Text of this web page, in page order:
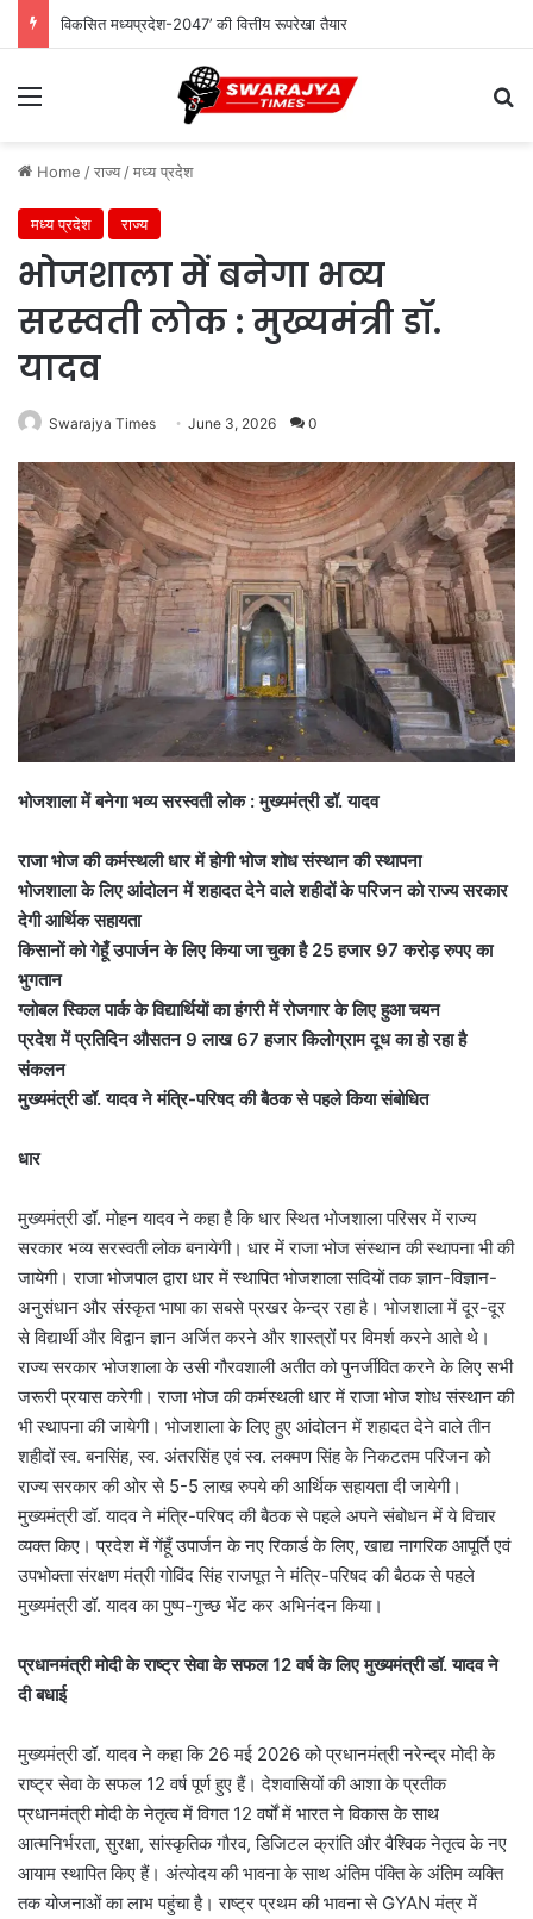
विकसित मध्यप्रदेश-2047’ की वित्तीय रूपरेखा तैयार
Menu
Home /राज्य /मध्य प्रदेश
मध्य प्रदेश राज्य
भोजशाला में बनेगा भव्य
सरस्वती लोक : मुख्यमंत्री डॉ.
यादव
Swarajya Times June 3, 2026 0
भोजशाला में बनेगा भव्य सरस्वती लोक : मुख्यमंत्री डॉ. यादव
राजा भोज की कर्मस्थली धार में होगी भोज शोध संस्थान की स्थापना
भोजशाला के लिए आंदोलन में शहादत देने वाले शहीदों के परिजन को राज्य सरकार
देगी आर्थिक सहायता
किसानों को गेहूँ उपार्जन के लिए किया जा चुका है 25 हजार 97 करोड़ रुपए का
भुगतान
ग्लोबल स्किल पार्क के विद्यार्थियों का हंगरी में रोजगार के लिए हुआ चयन
प्रदेश में प्रतिदिन औसतन 9 लाख 67 हजार किलोग्राम दूध का हो रहा है
संकलन
मुख्यमंत्री डॉ. यादव ने मंत्रि-परिषद की बैठक से पहले किया संबोधित
धार
मुख्यमंत्री डॉ. मोहन यादव ने कहा है कि धार स्थित भोजशाला परिसर में राज्य
सरकार भव्य सरस्वती लोक बनायेगी। धार में राजा भोज संस्थान की स्थापना भी की
जायेगी। राजा भोजपाल द्वारा धार में स्थापित भोजशाला सदियों तक ज्ञान-विज्ञान-
अनुसंधान और संस्कृत भाषा का सबसे प्रखर केन्द्र रहा है। भोजशाला में दूर-दूर
से विद्यार्थी और विद्वान ज्ञान अर्जित करने और शास्त्रों पर विमर्श करने आते थे।
राज्य सरकार भोजशाला के उसी गौरवशाली अतीत को पुनर्जीवित करने के लिए सभी
जरूरी प्रयास करेगी। राजा भोज की कर्मस्थली धार में राजा भोज शोध संस्थान की
भी स्थापना की जायेगी। भोजशाला के लिए हुए आंदोलन में शहादत देने वाले तीन
शहीदों स्व. बनसिंह, स्व. अंतरसिंह एवं स्व. लक्मण सिंह के निकटतम परिजन को
राज्य सरकार की ओर से 5-5 लाख रुपये की आर्थिक सहायता दी जायेगी।
मुख्यमंत्री डॉ. यादव ने मंत्रि-परिषद की बैठक से पहले अपने संबोधन में ये विचार
व्यक्त किए। प्रदेश में गेंहूँ उपार्जन के नए रिकार्ड के लिए, खाद्य नागरिक आपूर्ति एवं
उपभोक्ता संरक्षण मंत्री गोविंद सिंह राजपूत ने मंत्रि-परिषद की बैठक से पहले
मुख्यमंत्री डॉ. यादव का पुष्प-गुच्छ भेंट कर अभिनंदन किया।
प्रधानमंत्री मोदी के राष्ट्र सेवा के सफल 12 वर्ष के लिए मुख्यमंत्री डॉ. यादव ने
दी बधाई
मुख्यमंत्री डॉ. यादव ने कहा कि 26 मई 2026 को प्रधानमंत्री नरेन्द्र मोदी के
राष्ट्र सेवा के सफल 12 वर्ष पूर्ण हुए हैं। देशवासियों की आशा के प्रतीक
प्रधानमंत्री मोदी के नेतृत्व में विगत 12 वर्षों में भारत ने विकास के साथ
आत्मनिर्भरता, सुरक्षा, सांस्कृतिक गौरव, डिजिटल क्रांति और वैश्विक नेतृत्व के नए
आयाम स्थापित किए हैं। अंत्योदय की भावना के साथ अंतिम पंक्ति के अंतिम व्यक्ति
तक योजनाओं का लाभ पहुंचा है। राष्ट्र प्रथम की भावना से GYAN मंत्र में